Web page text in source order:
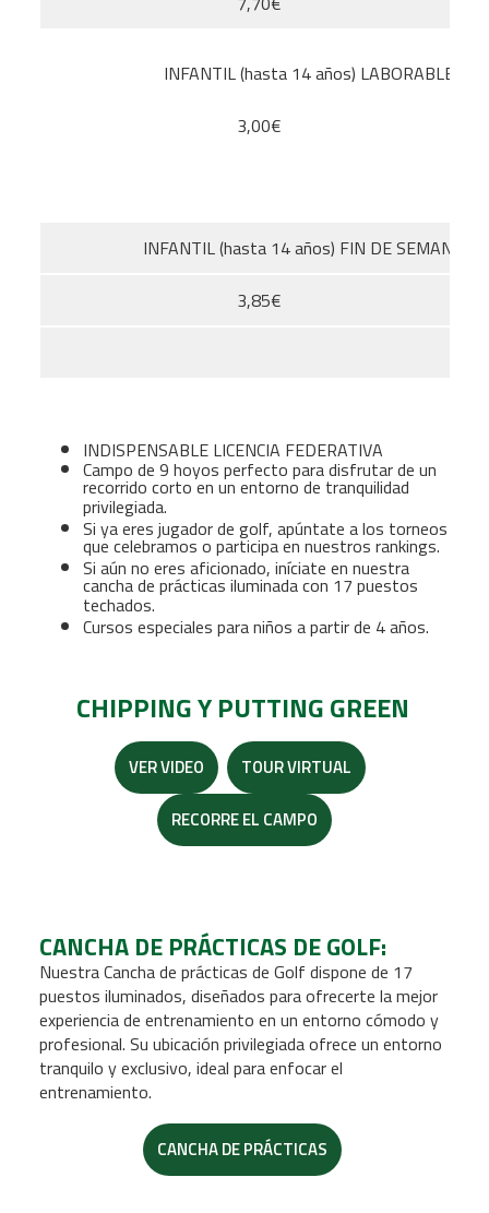
INFANTIL (hasta 14 años) LABORABLES
3,00€
INFANTIL (hasta 14 años) FIN DE SEMANA
3,85€
INDISPENSABLE LICENCIA FEDERATIVA
Campo de 9 hoyos perfecto para disfrutar de un
recorrido corto en un entorno de tranquilidad
privilegiada.
Si ya eres jugador de golf, apúntate a los torneos
que celebramos o participa en nuestros rankings.
Si aún no eres aficionado, iníciate en nuestra
cancha de prácticas iluminada con 17 puestos
techados.
Cursos especiales para niños a partir de 4 años.
CHIPPING Y PUTTING GREEN
VER VIDEO TOUR VIRTUAL
RECORRE EL CAMPO
CANCHA DE PRÁCTICAS DE GOLF:
Nuestra Cancha de prácticas de Golf dispone de 17
puestos iluminados, diseñados para ofrecerte la mejor
experiencia de entrenamiento en un entorno cómodo y
profesional. Su ubicación privilegiada ofrece un entorno
tranquilo y exclusivo, ideal para enfocar el
entrenamiento.
CANCHA DE PRÁCTICAS